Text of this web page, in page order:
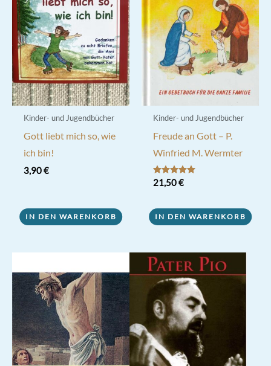
Kinder- und Jugendbücher
Gott liebt mich so, wie
ich bin!
3,90€
IN DEN WARENKORB
Kinder- und Jugendbücher
Freude an Gott – P.
Winfried M. Wermter
Bewertet mit
5.00
21,50€
IN DEN WARENKORB